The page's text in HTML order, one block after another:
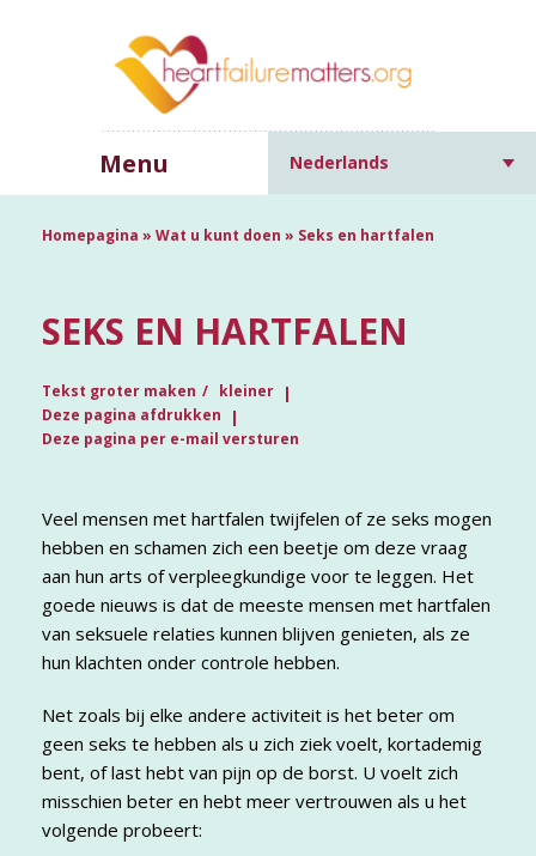
Menu Nederlands
Homepagina » Wat u kunt doen » Seks en hartfalen
SEKS EN HARTFALEN
Tekst groter maken
kleiner
Deze pagina afdrukken
Deze pagina per e-mail versturen
Veel mensen met hartfalen twijfelen of ze seks mogen
hebben en schamen zich een beetje om deze vraag
aan hun arts of verpleegkundige voor te leggen. Het
goede nieuws is dat de meeste mensen met hartfalen
van seksuele relaties kunnen blijven genieten, als ze
hun klachten onder controle hebben.
Net zoals bij elke andere activiteit is het beter om
geen seks te hebben als u zich ziek voelt, kortademig
bent, of last hebt van pijn op de borst. U voelt zich
misschien beter en hebt meer vertrouwen als u het
volgende probeert: